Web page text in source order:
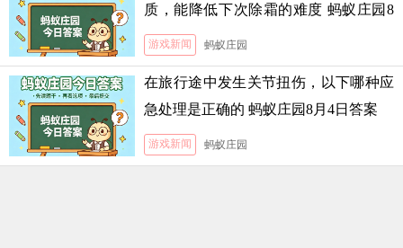
质，能降低下次除霜的难度 蚂蚁庄园8
月5日答案
游戏新闻 蚂蚁庄园
在旅行途中发生关节扭伤，以下哪种应
急处理是正确的 蚂蚁庄园8月4日答案
游戏新闻 蚂蚁庄园